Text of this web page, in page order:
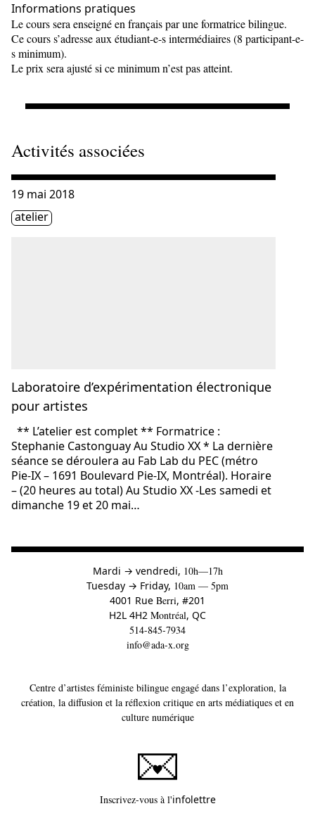
Informations pratiques
Le cours sera enseigné en français par une formatrice bilingue.
Ce cours s’adresse aux étudiant-e-s intermédiaires (8 participant-e-
s minimum).
Le prix sera ajusté si ce minimum n’est pas atteint.
Activités associées
Laboratoire d’expérimentation électronique
pour artistes
Consulter « Laboratoire d’expérimentation électronique
19 mai 2018
Étiquette(s)
atelier
** L’atelier est complet ** Formatrice :
Stephanie Castonguay Au Studio XX * La dernière
séance se déroulera au Fab Lab du PEC (métro
Pie-IX – 1691 Boulevard Pie-IX, Montréal). Horaire
– (20 heures au total) Au Studio XX -Les samedi et
dimanche 19 et 20 mai…
Mardi →àvendredi, 10h—17h
Tuesday → to
Friday, 10am — 5pm
4001 Rue Berri, #201
H2L 4H2 Montréal, QC
514-845-7934
info@ada-x.org
Centre d’artistes féministe bilingue engagé dans l’exploration, la
création, la diffusion et la réflexion critique en arts médiatiques et en
culture numérique
Inscrivez-vous à l'infolettreCe lien s'ouvrira dans